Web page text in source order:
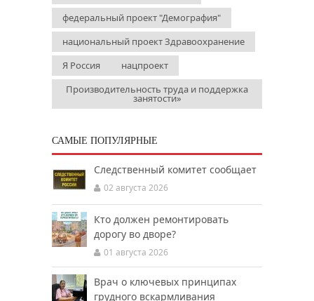
федеральный проект "Демография"
национальный проект Здравоохранение
Я Россия
нацпроект
Производительность труда и поддержка
занятости»
САМЫЕ ПОПУЛЯРНЫЕ
Следственный комитет сообщает
02 августа 2026
Кто должен ремонтировать
дорогу во дворе?
01 августа 2026
Врач о ключевых принципах
грудного вскармливания